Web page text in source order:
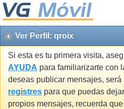
Ver Perfil: qroix
Si esta es tu primera visita,
AYUDA para familiarizarte con
deseas publicar mensajes, será
registres para que puedas
propios mensajes, recuerda